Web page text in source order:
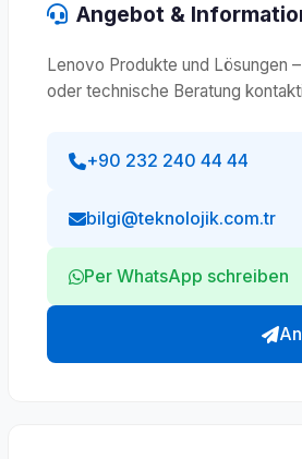
Angebot &
Lenovo Produkte und Lösungen
oder technische Beratung
+90 232 240 44 44
bilgi@teknolojik.com.tr
Per WhatsApp schreiben